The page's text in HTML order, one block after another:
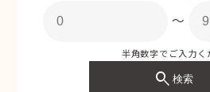
〜
半角数字でご入力く
search検索